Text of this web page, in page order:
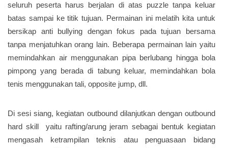
seluruh peserta harus berjalan di atas puzzle tanpa keluar
batas sampai ke titik tujuan. Permainan ini melatih kita untuk
bersikap anti bullying dengan fokus pada tujuan bersama
tanpa menjatuhkan orang lain. Beberapa permainan lain yaitu
memindahkan air menggunakan pipa berlubang hingga bola
pimpong yang berada di tabung keluar, memindahkan bola
tenis menggunakan tali, opposite jump, dll.
Di sesi siang, kegiatan outbound dilanjutkan dengan outbound
hard skill yaitu rafting/arung jeram sebagai bentuk kegiatan
mengasah ketrampilan teknis atau penguasaan bidang